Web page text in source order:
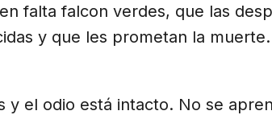
falta falcon verdes, que las
y que les prometan la
y el odio está intacto. No se